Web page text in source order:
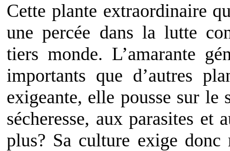
Cette plante extraordinaire
une percée dans la lutte
tiers monde. L’amarante
importants que d’autres
exigeante, elle pousse sur
sécheresse, aux parasites et
plus? Sa culture exige donc